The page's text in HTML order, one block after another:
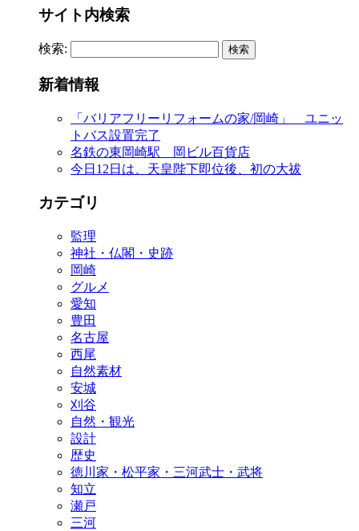
サイト内検索
検索:
新着情報
「バリアフリーリフォームの家/岡崎」 ユニッ
トバス設置完了
名鉄の東岡崎駅 岡ビル百貨店
今日12日は、天皇陛下即位後、初の大祓
カテゴリ
監理
神社・仏閣・史跡
岡崎
グルメ
愛知
豊田
名古屋
西尾
自然素材
安城
刈谷
自然・観光
設計
歴史
徳川家・松平家・三河武士・武将
知立
瀬戸
三河